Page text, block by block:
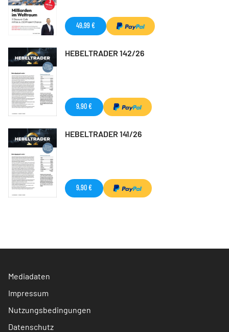
49,99 €
HEBELTRADER 142/26
9,90 €
HEBELTRADER 141/26
9,90 €
Mediadaten
Impressum
Nutzungsbedingungen
Datenschutz